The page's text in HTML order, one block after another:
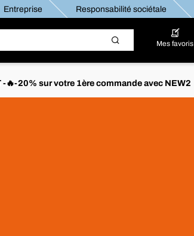
Entreprise Responsabilité sociétale
Mes favoris
20% sur votre 1ère commande avec NEW2